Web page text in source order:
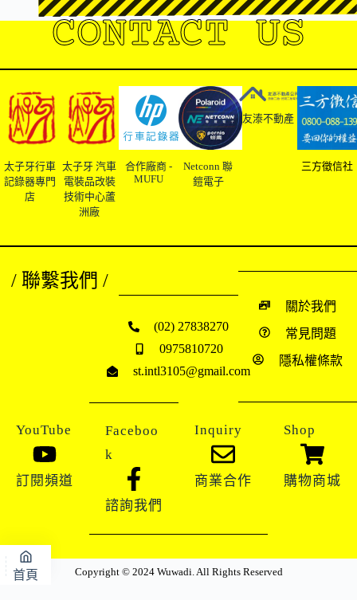
CONTACT US
太子牙行車
記錄器專門
店
太子牙 汽車
電裝品改裝
技術中心蘆
洲廠
合作廠商 -
MUFU
Netconn 聯
鎧電子
友溙不動產
三方徵信社
/ 聯繫我們 /
(02) 27838270
0975810720
st.intl3105@gmail.com
關於我們
常見問題
隱私權條款
YouTube
訂閱頻道
Faceboo
k
諮詢我們
Inquiry
商業合作
Shop
購物商城
Copyright © 2024 Wuwadi. All Rights Reserved
首頁